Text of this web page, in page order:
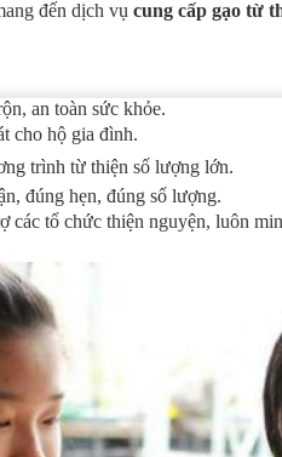
đến dịch vụ cung cấp gạo từ
an toàn sức khỏe.
cho hộ gia đình.
trình từ thiện số lượng lớn.
đúng hẹn, đúng số lượng.
tổ chức thiện nguyện, luôn